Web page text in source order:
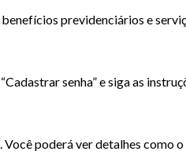
previdenciários e
senha” e siga as
poderá ver detalhes como